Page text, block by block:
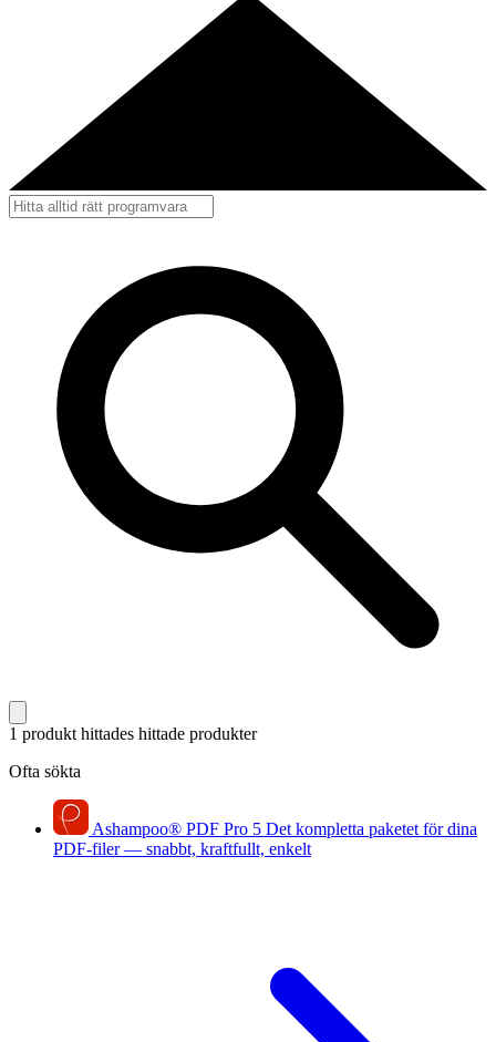
1 produkt hittades hittade produkter
Ofta sökta
Ashampoo® PDF Pro 5 Det kompletta paketet för dina
PDF-filer — snabbt, kraftfullt, enkelt